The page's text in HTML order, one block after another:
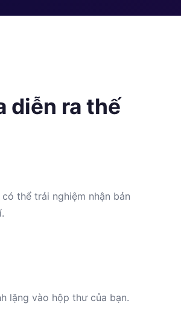
diễn ra thế
thể trải nghiệm nhận bản
lặng vào hộp thư của bạn.